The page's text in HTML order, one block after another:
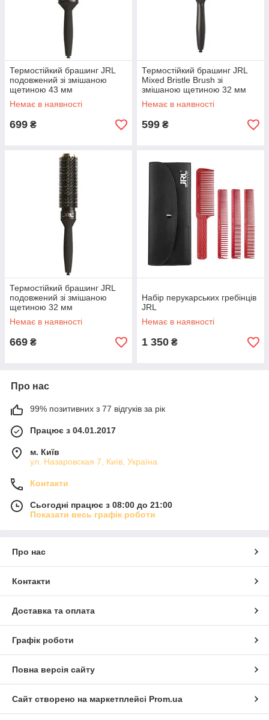
Термостійкий брашинг JRL
подовжений зі змішаною
щетиною 43 мм
Немає в наявності
699 ₴
Термостійкий брашинг JRL
Mixed Bristle Brush зі
змішаною щетиною 32 мм
Немає в наявності
599 ₴
Термостійкий брашинг JRL
подовжений зі змішаною
щетиною 32 мм
Немає в наявності
669 ₴
Набір перукарських гребінців
JRL
Немає в наявності
1 350 ₴
Про нас
99% позитивних з 77 відгуків за рік
Працює з 04.01.2017
м. Київ
ул. Назаровская 7, Київ, Україна
Контакти
Сьогодні працює з 08:00 до 21:00
Показати весь графік роботи
Про нас
Контакти
Доставка та оплата
Графік роботи
Повна версія сайту
Сайт створено на маркетплейсі Prom.ua